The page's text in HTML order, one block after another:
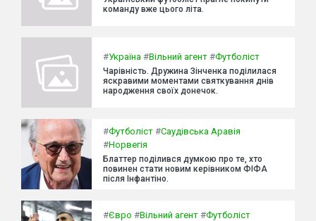
команду вже цього літа.
#Україна #Вільний агент #Футболіст
Чарівність. Дружина Зінченка поділилася
яскравими моментами святкування днів
народження своїх донечок.
#Футболіст #Саудівська Аравія
#Норвегія
Блаттер поділився думкою про те, хто
повинен стати новим керівником ФІФА
після Інфантіно.
#Євро #Вільний агент #Футболіст